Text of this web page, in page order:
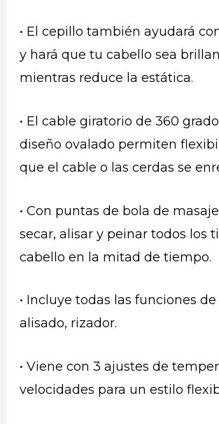
• El cepillo también ayudará
y hará que tu cabello sea
mientras reduce la estática.
• El cable giratorio de 360
diseño ovalado permiten
que el cable o las cerdas se
• Con puntas de bola de
secar, alisar y peinar todos los
cabello en la mitad de tiempo.
• Incluye todas las funciones de
alisado, rizador.
• Viene con 3 ajustes de
velocidades para un estilo